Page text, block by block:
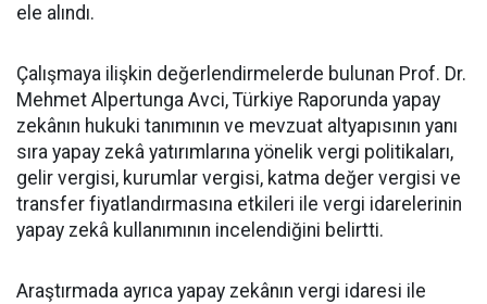
ele alındı.
Çalışmaya ilişkin değerlendirmelerde bulunan Prof. Dr.
Mehmet Alpertunga Avci, Türkiye Raporunda yapay
zekânın hukuki tanımının ve mevzuat altyapısının yanı
sıra yapay zekâ yatırımlarına yönelik vergi politikaları,
gelir vergisi, kurumlar vergisi, katma değer vergisi ve
transfer fiyatlandırmasına etkileri ile vergi idarelerinin
yapay zekâ kullanımının incelendiğini belirtti.
Araştırmada ayrıca yapay zekânın vergi idaresi ile